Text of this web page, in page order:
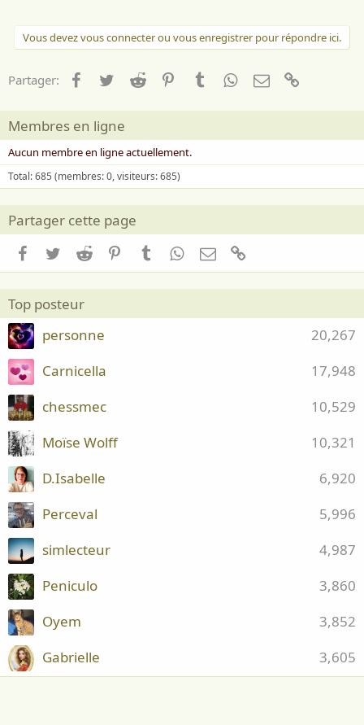
Vous devez vous connecter ou vous enregistrer pour répondre ici.
Partager: Facebook
TwitterReddit PinterestTumblrWhatsApp
Email
Membres en ligne
Aucun membre en ligne actuellement.
Total: 685 (membres: 0, visiteurs: 685)
Partager cette page
Facebook
TwitterReddit PinterestTumblrWhatsApp
Email
Top posteur
20,267
personne
17,948
Carnicella
10,529
chessmec
10,321
Moïse Wolff
6,920
D.Isabelle
5,996
Perceval
4,987
simlecteur
3,860
Peniculo
3,852
Oyem
3,605
Gabrielle